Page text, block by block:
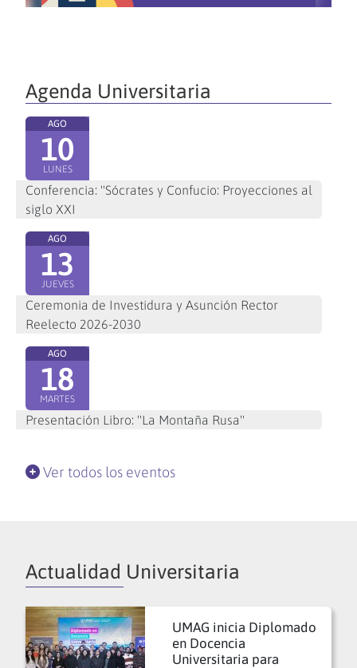
Agenda Universitaria
AGO
10
LUNES
Conferencia: "Sócrates y Confucio: Proyecciones al
siglo XXI
AGO
13
JUEVES
Ceremonia de Investidura y Asunción Rector
Reelecto 2026-2030
AGO
18
MARTES
Presentación Libro: "La Montaña Rusa"
Ver todos los eventos
Actualidad Universitaria
UMAG inicia Diplomado
en Docencia
Universitaria para